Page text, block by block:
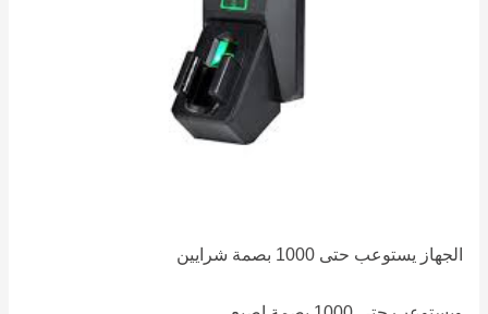
الجهاز يستوعب حتى 1000 بصمة شرايين